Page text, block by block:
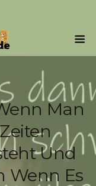
Man
Und
Wenn Es